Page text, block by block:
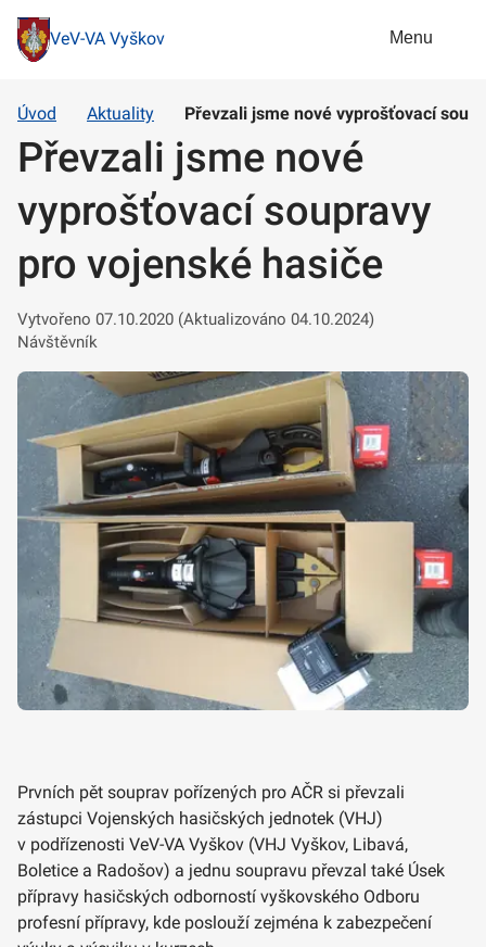
VeV-VA Vyškov Menu
Úvod Aktuality Převzali jsme nové vyprošťovací
Převzali jsme nové
vyprošťovací soupravy
pro vojenské hasiče
Vytvořeno 07.10.2020 (Aktualizováno 04.10.2024)
Návštěvník
Prvních pět souprav pořízených pro AČR si převzali
zástupci Vojenských hasičských jednotek (VHJ)
v podřízenosti VeV-VA Vyškov (VHJ Vyškov, Libavá,
Boletice a Radošov) a jednu soupravu převzal také Úsek
přípravy hasičských odborností vyškovského Odboru
profesní přípravy, kde poslouží zejména k zabezpečení